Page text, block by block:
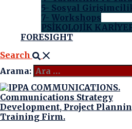
5- Sosyal
7- Workshops
PSİKOLOJİK
FORESIGHT
Search
Arama: